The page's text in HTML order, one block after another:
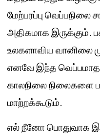
மேற்பரப்பு வெப்பநிலை
அதிகமாக இருக்கும்.
உலகளாவிய வானிலை
எனவே இந்த
காலநிலை நிலைகளை
மாற்றக்கூடும்.
எல் நீனோ பொதுவாக